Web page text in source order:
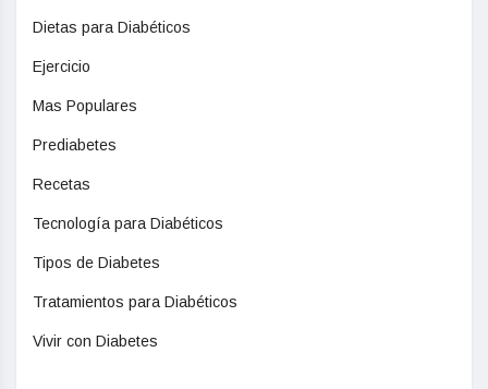
Dietas para Diabéticos
Ejercicio
Mas Populares
Prediabetes
Recetas
Tecnología para Diabéticos
Tipos de Diabetes
Tratamientos para Diabéticos
Vivir con Diabetes